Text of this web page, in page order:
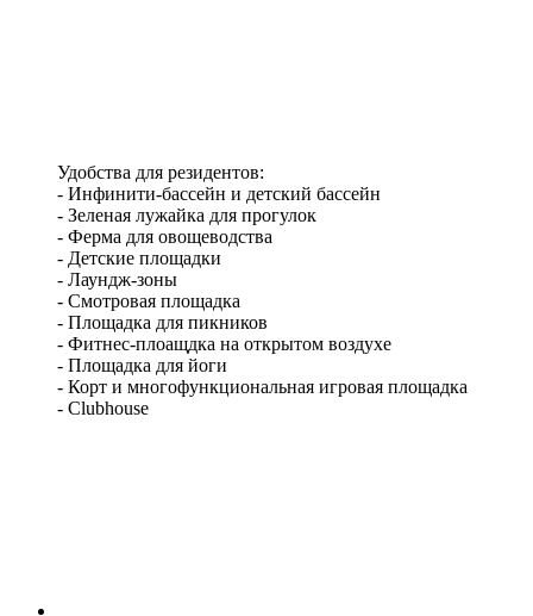
Удобства для резидентов:
- Инфинити-бассейн и детский бассейн
- Зеленая лужайка для прогулок
- Ферма для овощеводства
- Детские площадки
- Лаундж-зоны
- Смотровая площадка
- Площадка для пикников
- Фитнес-плоащдка на открытом воздухе
- Площадка для йоги
- Корт и многофункциональная игровая площадка
- Clubhouse